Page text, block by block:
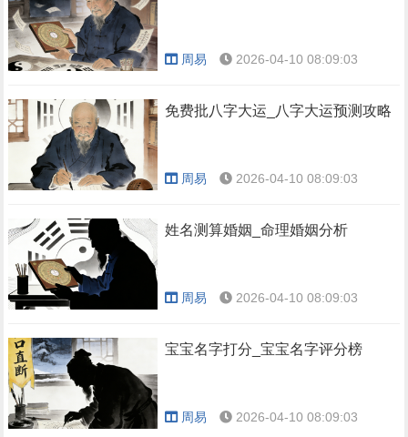
周易 2026-04-10 08:09:03
免费批八字大运_八字大运预测攻略
周易 2026-04-10 08:09:03
姓名测算婚姻_命理婚姻分析
周易 2026-04-10 08:09:03
宝宝名字打分_宝宝名字评分榜
周易 2026-04-10 08:09:03